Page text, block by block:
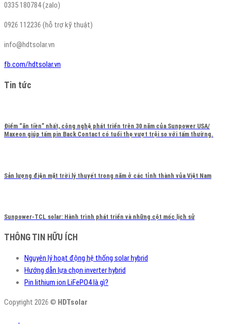
0335 180784 (zalo)
0926 112236 (hỗ trợ kỹ thuật)
info@hdtsolar.vn
fb.com/hdtsolar.vn
Tin tức
Điểm “ăn tiền” nhất, công nghệ phát triển trên 30 năm của Sunpower USA/
Maxeon giúp tấm pin Back Contact có tuổi thọ vượt trội so với tấm thường.
Sản lượng điện mặt trời lý thuyết trong năm ở các tỉnh thành vủa Việt Nam
Sunpower-TCL solar: Hành trình phát triển và những cột mốc lịch sử
THÔNG TIN HỮU ÍCH
Nguyên lý hoạt động hệ thống solar hybrid
Hướng dẫn lựa chọn inverter hybrid
Pin lithium ion LiFePO4 là gì?
Copyright 2026 © HDTsolar